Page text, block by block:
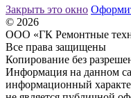
Закрыть это окно
© 2026
ООО «ГК Ремонтные
Все права защищены
Копирование без
Информация на данном
информационный